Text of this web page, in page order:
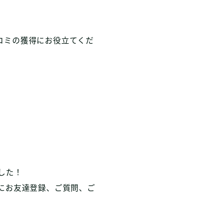
の獲得にお役立てくだ
た！
お友達登録、ご質問、ご